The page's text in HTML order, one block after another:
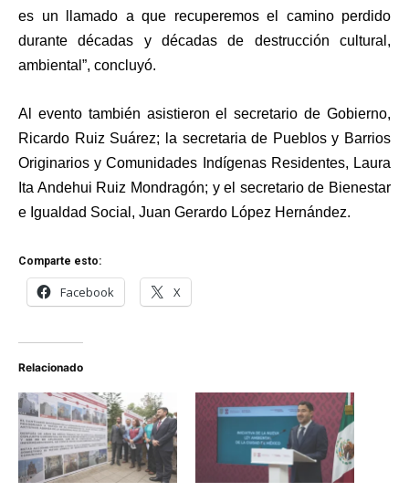
es un llamado a que recuperemos el camino perdido
durante décadas y décadas de destrucción cultural,
ambiental”, concluyó.
Al evento también asistieron el secretario de Gobierno,
Ricardo Ruiz Suárez; la secretaria de Pueblos y Barrios
Originarios y Comunidades Indígenas Residentes, Laura
Ita Andehui Ruiz Mondragón; y el secretario de Bienestar
e Igualdad Social, Juan Gerardo López Hernández.
Comparte esto:
Facebook X
Relacionado